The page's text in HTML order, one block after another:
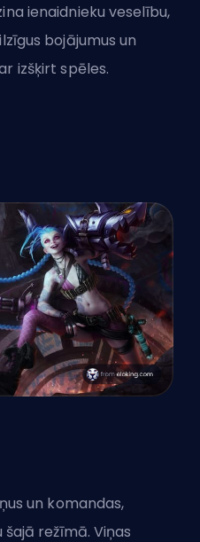
ienaidnieku veselību,
bojājumus un
izšķirt spēles.
un komandas,
režīmā. Viņas